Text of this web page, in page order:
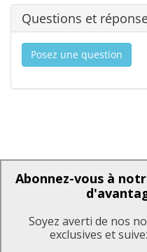
Questions et
Posez une question